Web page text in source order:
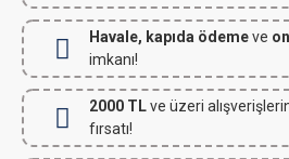
Havale, kapıda ödemeve
imkanı!
2000 TLve üzeri
fırsatı!